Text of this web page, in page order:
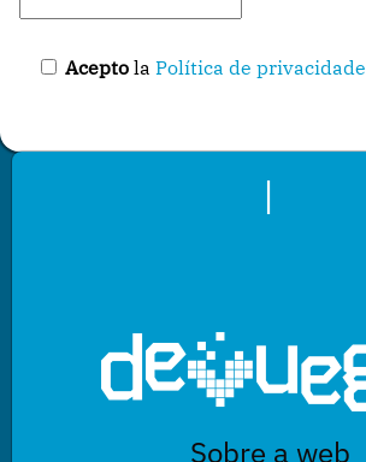
Acepto laPolítica de privacidade
|
Sobre a web